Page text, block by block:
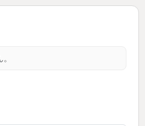
ろいおじちゃんになれる
いきたいと思います。